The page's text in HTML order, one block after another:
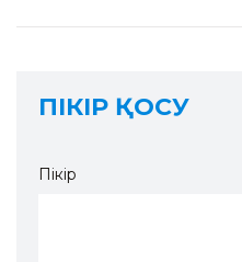
ПІКІР ҚОСУ
Пікір